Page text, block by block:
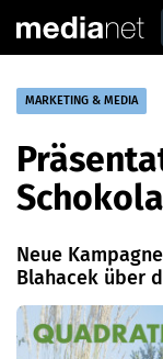
MARKETING & MEDIA
Neue
Blahacek über